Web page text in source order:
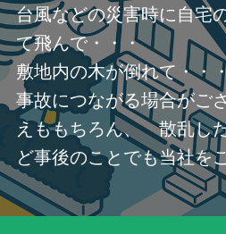
台風などの災害時に自宅
て飛んで・・・
敷地内の木が倒れて・・・
事故につながる場合がご
えももちろん、 散乱し
ど事後のことでも当社を